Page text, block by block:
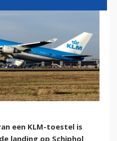
een KLM-toestel is
landing op Schiphol